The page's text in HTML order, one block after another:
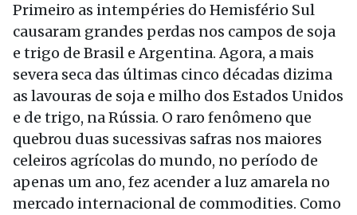
Primeiro as intempéries do Hemisfério Sul
causaram grandes perdas nos campos de soja
e trigo de Brasil e Argentina. Agora, a mais
severa seca das últimas cinco décadas dizima
as lavouras de soja e milho dos Estados Unidos
e de trigo, na Rússia. O raro fenômeno que
quebrou duas sucessivas safras nos maiores
celeiros agrícolas do mundo, no período de
apenas um ano, fez acender a luz amarela no
mercado internacional de commodities. Como